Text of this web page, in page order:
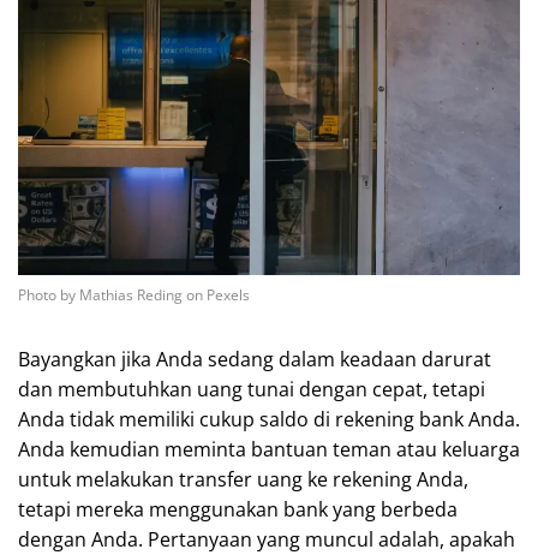
Photo by Mathias Reding on Pexels
Bayangkan jika Anda sedang dalam keadaan darurat
dan membutuhkan uang tunai dengan cepat, tetapi
Anda tidak memiliki cukup saldo di rekening bank Anda.
Anda kemudian meminta bantuan teman atau keluarga
untuk melakukan transfer uang ke rekening Anda,
tetapi mereka menggunakan bank yang berbeda
dengan Anda. Pertanyaan yang muncul adalah, apakah